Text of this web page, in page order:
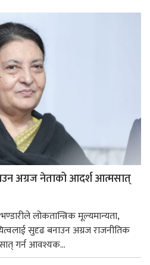
अग्रज नेताको आदर्श आत्मसात्
भण्डारीले लोकतान्त्रिक मूल्यमान्यता,
सुदृढ बनाउन अग्रज राजनीतिक
गर्न आवश्यक...